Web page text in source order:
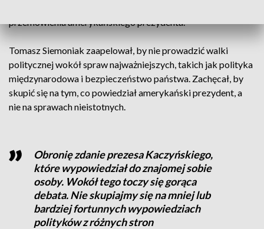
przemówienia amerykańskiego prezydenta.
Tomasz Siemoniak zaapelował, by nie prowadzić walki
politycznej wokół spraw najważniejszych, takich jak polityka
międzynarodowa i bezpieczeństwo państwa. Zachęcał, by
skupić się na tym, co powiedział amerykański prezydent, a
nie na sprawach nieistotnych.
Obronię zdanie prezesa Kaczyńskiego,
które wypowiedział do znajomej sobie
osoby. Wokół tego toczy się gorąca
debata. Nie skupiajmy się na mniej lub
bardziej fortunnych wypowiedziach
polityków z różnych stron